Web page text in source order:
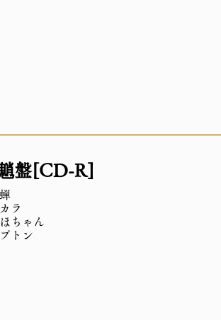
盤[CD-R]
ラ
ちゃん
トン